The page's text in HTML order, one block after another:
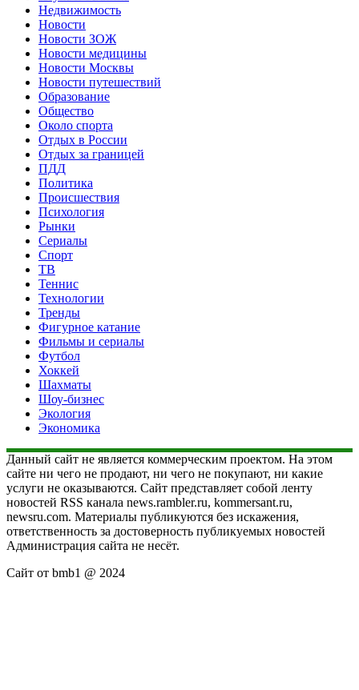
Недвижимость
Новости
Новости ЗОЖ
Новости медицины
Новости Москвы
Новости путешествий
Образование
Общество
Около спорта
Отдых в России
Отдых за границей
ПДД
Политика
Происшествия
Психология
Рынки
Сериалы
Спорт
ТВ
Теннис
Технологии
Тренды
Фигурное катание
Фильмы и сериалы
Футбол
Хоккей
Шахматы
Шоу-бизнес
Экология
Экономика
Данный сайт не является коммерческим проектом. На этом
сайте ни чего не продают, ни чего не покупают, ни какие
услуги не оказываются. Сайт представляет собой ленту
новостей RSS канала news.rambler.ru, kommersant.ru,
newsru.com. Материалы публикуются без искажения,
ответственность за достоверность публикуемых новостей
Администрация сайта не несёт.
Сайт от bmb1 @ 2024